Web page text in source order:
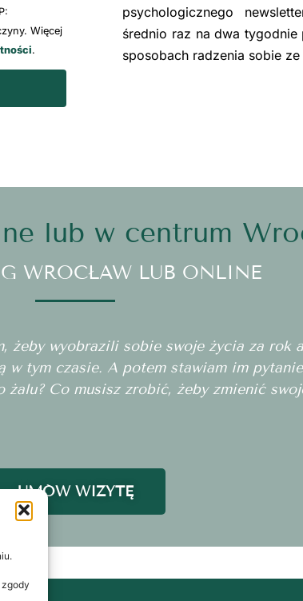
Więcej
.
psychologicznego
średnio raz na dwa
sposobach radzenia sobie ze
lub w centrum
WROCŁAW LUB ONLINE
żeby wyobrazili sobie swoje życia za rok
tym czasie. A potem stawiam im
żalu? Co musisz zrobić, żeby zmienić
UMÓW WIZYTĘ